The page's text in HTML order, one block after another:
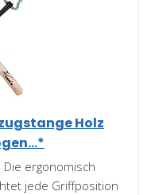
Holz
Die ergonomisch
jede Griffposition